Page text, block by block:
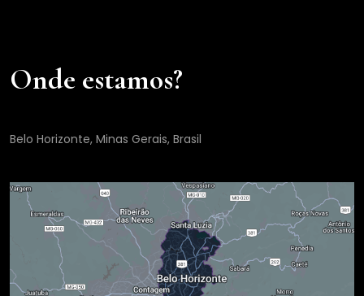
Onde estamos?
Belo Horizonte, Minas Gerais, Brasil